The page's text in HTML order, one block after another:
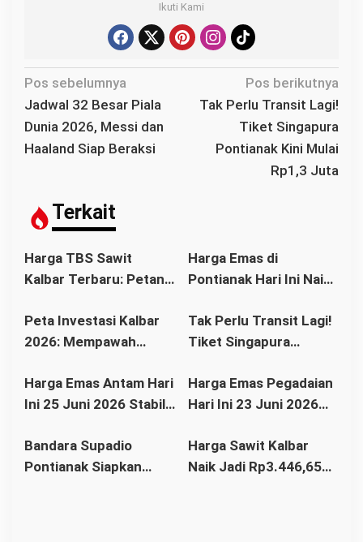
Ikuti Kami
N
a
v
i
s
p
o
Pos sebelumnya
Jadwal 32 Besar Piala
Dunia 2026, Messi dan
Haaland Siap Beraksi
Pos berikutnya
Tak Perlu Transit Lagi!
Tiket Singapura
Pontianak Kini Mulai
Rp1,3 Juta
Terkait
Harga TBS Sawit
Kalbar Terbaru: Petani
Simak Daftar Harga
Resmi dan Faktor
Harga Emas di
Pontianak Hari Ini Naik
Update Terbaru
Sebelum Membeli
Peta Investasi Kalbar
2026: Mempawah
Raya Tren Positif,
Pontianak Pusat
Tak Perlu Transit Lagi!
Tiket Singapura
Rp1,3 Juta
Harga Emas Antam Hari
Ini 25 Juni 2026 Stabil
Gram, Buyback Turun
Rp52 Ribu
Harga Emas Pegadaian
Hari Ini 23 Juni 2026
Rp2,775 Juta per Gram
Bandara Supadio
Pontianak Siapkan
Harga Sawit Kalbar
Naik Jadi Rp3.446,65